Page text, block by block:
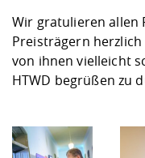
Wir gratulieren allen
Preisträgern
von ihnen vielleicht
HTWD begrüßen zu